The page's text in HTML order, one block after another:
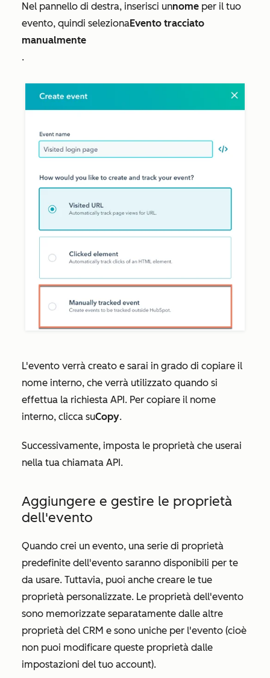
Nel pannello di destra, inserisci unnome per il tuo
evento, quindi selezionaEvento tracciato
manualmente
.
L'evento verrà creato e sarai in grado di copiare il
nome interno, che verrà utilizzato quando si
effettua la richiesta API. Per copiare il nome
interno, clicca suCopy.
Successivamente, imposta le proprietà che userai
nella tua chiamata API.
Aggiungere e gestire le proprietà
dell'evento
Quando crei un evento, una serie di proprietà
predefinite dell'evento saranno disponibili per te
da usare. Tuttavia, puoi anche creare le tue
proprietà personalizzate. Le proprietà dell'evento
sono memorizzate separatamente dalle altre
proprietà del CRM e sono uniche per l'evento (cioè
non puoi modificare queste proprietà dalle
impostazioni del tuo account).